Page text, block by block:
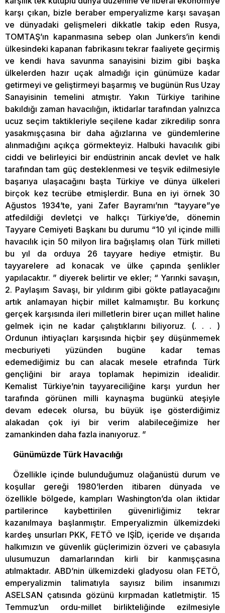
karşı çıkan, bizle beraber emperyalizme karşı savaşan
ve dünyadaki gelişmeleri dikkatle takip eden Rusya,
TOMTAŞ’ın kapanmasına sebep olan Junkers’in kendi
ülkesindeki kapanan fabrikasını tekrar faaliyete geçirmiş
ve kendi hava savunma sanayisini bizim gibi başka
ülkelerden hazır uçak almadığı için günümüze kadar
getirmeyi ve geliştirmeyi başarmış ve bugünün Rus Uzay
Sanayisinin temelini atmıştır. Yakın Türkiye tarihine
bakıldığı zaman havacılığın, iktidarlar tarafından yalnızca
ucuz seçim taktikleriyle seçilene kadar zikredilip sonra
yasakmışçasına bir daha ağızlarına ve gündemlerine
alınmadığını açıkça görmekteyiz. Halbuki havacılık gibi
ciddi ve belirleyici bir endüstrinin ancak devlet ve halk
tarafından tam güç desteklenmesi ve teşvik edilmesiyle
başarıya ulaşacağını başta Türkiye ve dünya ülkeleri
birçok kez tecrübe etmişlerdir. Buna en iyi örnek 30
Ağustos 1934’te, yani Zafer Bayramı’nın “tayyare”ye
atfedildiği devletçi ve halkçı Türkiye’de, dönemin
Tayyare Cemiyeti Başkanı bu durumu “10 yıl içinde milli
havacılık için 50 milyon lira bağışlamış olan Türk milleti
bu yıl da orduya 26 tayyare hediye etmiştir. Bu
tayyarelere ad konacak ve ülke çapında şenlikler
yapılacaktır. ” diyerek belirtir ve ekler; “ Yarınki savaşın,
2. Paylaşım Savaşı, bir yıldırım gibi gökte patlayacağını
artık anlamayan hiçbir millet kalmamıştır. Bu korkunç
gerçek karşısında ileri milletlerin birer uçan millet haline
gelmek için ne kadar çalıştıklarını biliyoruz. (. . . )
Ordunun ihtiyaçları karşısında hiçbir şey düşünmemek
mecburiyeti yüzünden bugüne kadar temas
edemediğimiz bu can alacak mesele etrafında Türk
gençliğini bir araya toplamak hepimizin idealidir.
Kemalist Türkiye’nin tayyareciliğine karşı yurdun her
tarafında görünen milli kaynaşma bugünkü ateşiyle
devam edecek olursa, bu büyük işe gösterdiğimiz
alakadan çok iyi bir verim alabileceğimize her
zamankinden daha fazla inanıyoruz. ”
Günümüzde Türk Havacılığı
Özellikle içinde bulunduğumuz olağanüstü durum ve
koşullar gereği 1980’lerden itibaren dünyada ve
özellikle bölgede, kampları Washington’da olan iktidar
partilerince kaybettirilen güvenirliğimiz tekrar
kazanılmaya başlanmıştır. Emperyalizmin ülkemizdeki
kardeş unsurları PKK, FETÖ ve IŞİD, içeride ve dışarıda
halkımızın ve güvenlik güçlerimizin özveri ve çabasıyla
ulusumuzun damarlarından kirli bir kanmışçasına
atılmaktadır. ABD’nin ülkemizdeki gladyosu olan FETÖ,
emperyalizmin talimatıyla sayısız bilim insanımızı
ASELSAN çatısında gözünü kırpmadan katletmiştir. 15
Temmuz’un ordu-millet birlikteliğinde ezilmesiyle